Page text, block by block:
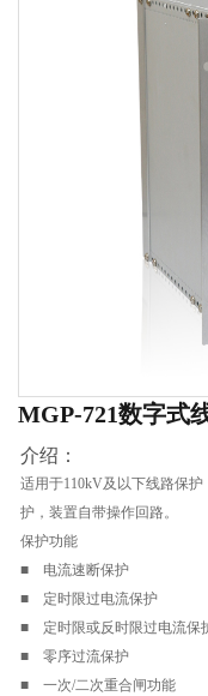
MGP-721数字式
介绍：
适用于110kV及以下线路保
护，装置自带操作回路。
保护功能
■ 电流速断保护
■ 定时限过电流保护
■ 定时限或反时限过电流保
■ 零序过流保护
■ 一次/二次重合闸功能